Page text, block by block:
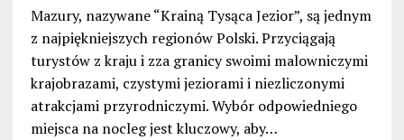
Mazury, nazywane “Krainą Tysąca Jezior”, są jednym
z najpiękniejszych regionów Polski. Przyciągają
turystów z kraju i zza granicy swoimi malowniczymi
krajobrazami, czystymi jeziorami i niezliczonymi
atrakcjami przyrodniczymi. Wybór odpowiedniego
miejsca na nocleg jest kluczowy, aby…